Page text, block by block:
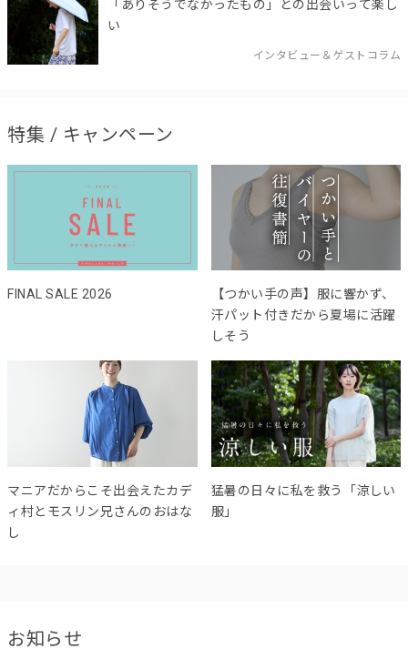
「ありそうでなかったもの」との出会いって楽し
い
インタビュー＆ゲストコラム
特集 / キャンペーン
FINAL SALE 2026
【つかい手の声】服に響かず、
汗パット付きだから夏場に活躍
しそう
マニアだからこそ出会えたカデ
ィ村とモスリン兄さんのおはな
し
猛暑の日々に私を救う「涼しい
服」
お知らせ